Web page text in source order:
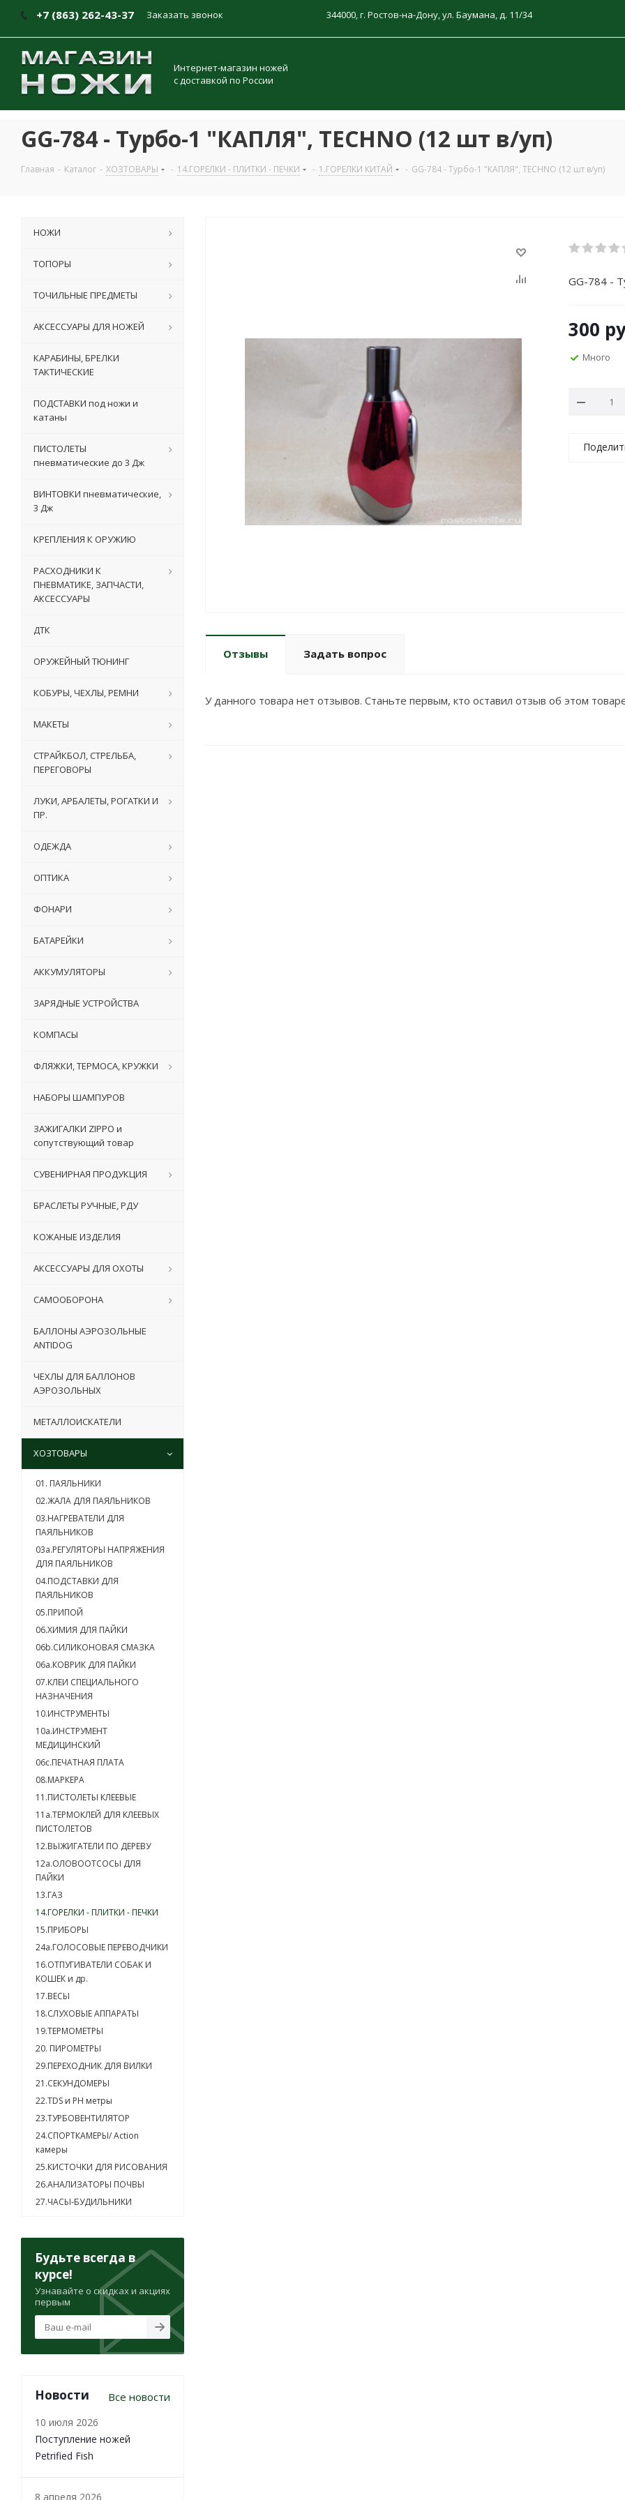
+7 (863) 262-43-37 Заказать звонок 344000, г. Ростов-на-Дону, ул. Баумана, д. 11/34
Интернет-магазин ножей
с доставкой по России
GG-784 - Турбо-1 "КАПЛЯ", TECHNO (12 шт в/уп)
Главная - Каталог - ХОЗТОВАРЫ - 14.ГОРЕЛКИ - ПЛИТКИ - ПЕЧКИ - 1.ГОРЕЛКИ КИТАЙ - GG-784 - Турбо-1 "КАПЛЯ", TECHNO (12 шт в/уп)
GG-784 -
300
Много
Отзывы Задать вопрос
У данного товара нет отзывов. Станьте первым, кто оставил отзыв об этом
НОЖИ
ТОПОРЫ
ТОЧИЛЬНЫЕ ПРЕДМЕТЫ
АКСЕССУАРЫ ДЛЯ НОЖЕЙ
КАРАБИНЫ, БРЕЛКИ
ТАКТИЧЕСКИЕ
ПОДСТАВКИ под ножи и
катаны
ПИСТОЛЕТЫ
пневматические до 3 Дж
ВИНТОВКИ пневматические,
3 Дж
КРЕПЛЕНИЯ К ОРУЖИЮ
РАСХОДНИКИ К
ПНЕВМАТИКЕ, ЗАПЧАСТИ,
АКСЕССУАРЫ
ДТК
ОРУЖЕЙНЫЙ ТЮНИНГ
КОБУРЫ, ЧЕХЛЫ, РЕМНИ
МАКЕТЫ
СТРАЙКБОЛ, СТРЕЛЬБА,
ПЕРЕГОВОРЫ
ЛУКИ, АРБАЛЕТЫ, РОГАТКИ И
ПР.
ОДЕЖДА
ОПТИКА
ФОНАРИ
БАТАРЕЙКИ
АККУМУЛЯТОРЫ
ЗАРЯДНЫЕ УСТРОЙСТВА
КОМПАСЫ
ФЛЯЖКИ, ТЕРМОСА, КРУЖКИ
НАБОРЫ ШАМПУРОВ
ЗАЖИГАЛКИ ZIPPO и
сопутствующий товар
СУВЕНИРНАЯ ПРОДУКЦИЯ
БРАСЛЕТЫ РУЧНЫЕ, РДУ
КОЖАНЫЕ ИЗДЕЛИЯ
АКСЕССУАРЫ ДЛЯ ОХОТЫ
САМООБОРОНА
БАЛЛОНЫ АЭРОЗОЛЬНЫЕ
ANTIDOG
ЧЕХЛЫ ДЛЯ БАЛЛОНОВ
АЭРОЗОЛЬНЫХ
МЕТАЛЛОИСКАТЕЛИ
ХОЗТОВАРЫ
01. ПАЯЛЬНИКИ
02.ЖАЛА ДЛЯ ПАЯЛЬНИКОВ
03.НАГРЕВАТЕЛИ ДЛЯ
ПАЯЛЬНИКОВ
03a.РЕГУЛЯТОРЫ НАПРЯЖЕНИЯ
ДЛЯ ПАЯЛЬНИКОВ
04.ПОДСТАВКИ ДЛЯ
ПАЯЛЬНИКОВ
05.ПРИПОЙ
06.ХИМИЯ ДЛЯ ПАЙКИ
06b.СИЛИКОНОВАЯ СМАЗКА
06a.КОВРИК ДЛЯ ПАЙКИ
07.КЛЕИ СПЕЦИАЛЬНОГО
НАЗНАЧЕНИЯ
10.ИНСТРУМЕНТЫ
10a.ИНСТРУМЕНТ
МЕДИЦИНСКИЙ
06c.ПЕЧАТНАЯ ПЛАТА
08.МАРКЕРА
11.ПИСТОЛЕТЫ КЛЕЕВЫЕ
11а.ТЕРМОКЛЕЙ ДЛЯ КЛЕЕВЫХ
ПИСТОЛЕТОВ
12.ВЫЖИГАТЕЛИ ПО ДЕРЕВУ
12а.ОЛОВООТСОСЫ ДЛЯ
ПАЙКИ
13.ГАЗ
14.ГОРЕЛКИ - ПЛИТКИ - ПЕЧКИ
15.ПРИБОРЫ
24a.ГОЛОСОВЫЕ ПЕРЕВОДЧИКИ
16.ОТПУГИВАТЕЛИ СОБАК И
КОШЕК и др.
17.ВЕСЫ
18.СЛУХОВЫЕ АППАРАТЫ
19.ТЕРМОМЕТРЫ
20. ПИРОМЕТРЫ
29.ПЕРЕХОДНИК ДЛЯ ВИЛКИ
21.СЕКУНДОМЕРЫ
22.TDS и PH метры
23.ТУРБОВЕНТИЛЯТОР
24.СПОРТКАМЕРЫ/ Action
камеры
25.КИСТОЧКИ ДЛЯ РИСОВАНИЯ
26.АНАЛИЗАТОРЫ ПОЧВЫ
27.ЧАСЫ-БУДИЛЬНИКИ
Будьте всегда в
курсе!
Узнавайте о скидках и акциях
первым
Новости Все новости
10 июля 2026
Поступление ножей
Petrified Fish
8 апреля 2026